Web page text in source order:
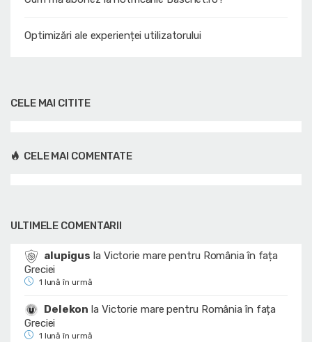
Optimizări ale experienței utilizatorului
CELE MAI CITITE
CELE MAI COMENTATE
ULTIMELE COMENTARII
alupigus la Victorie mare pentru România în fața
Greciei
1 lună în urmă
Delekon la Victorie mare pentru România în fața
Greciei
1 lună în urmă